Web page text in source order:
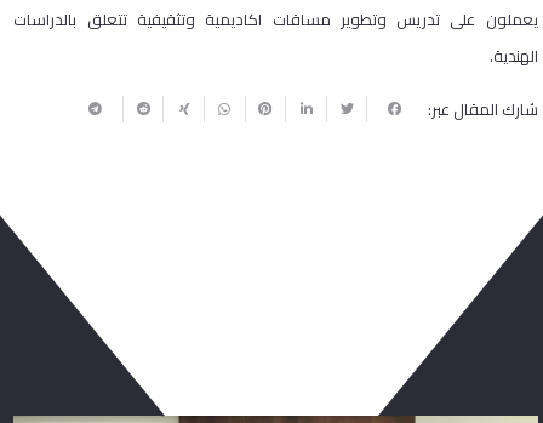
يعملون على تدريس وتطوير مساقات اكاديمية وتثقيفية تتعلق بالدراسات
الهندية.
شارك المقال عبر: